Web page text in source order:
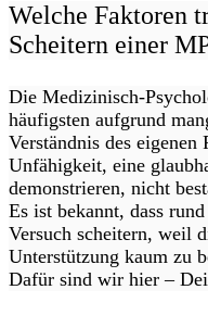
Welche Faktoren
Scheitern einer
Die Medizinisch-
häufigsten aufgrund
Verständnis des eigenen
Unfähigkeit, eine
demonstrieren, nicht
Es ist bekannt, dass
Versuch scheitern, weil
Unterstützung kaum zu
Dafür sind wir hier –